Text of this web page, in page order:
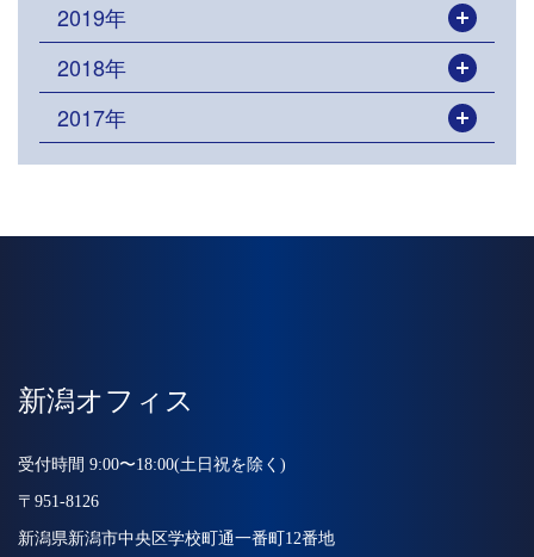
2019年
2018年
2017年
新潟オフィス
受付時間 9:00〜18:00(土日祝を除く)
〒951-8126
新潟県新潟市中央区学校町通一番町12番地